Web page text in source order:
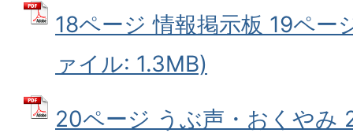
18ページ 情報掲示板 19ペー
ァイル: 1.3MB)
20ページ うぶ声・おくやみ